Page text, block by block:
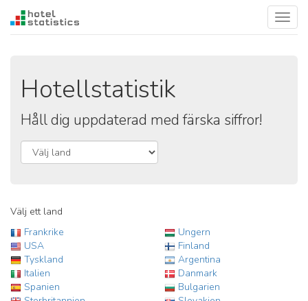
Hotellstatistik
Håll dig uppdaterad med färska siffror!
Välj ett land
Frankrike
USA
Tyskland
Italien
Spanien
Ungern
Finland
Argentina
Danmark
Bulgarien